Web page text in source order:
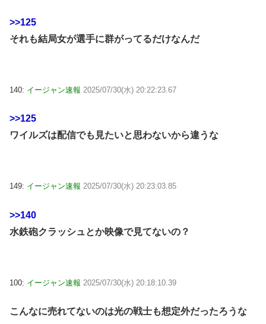
>>125
それも結局女が選手に群がってるだけなんだ
140: イージャン速報 2025/07/30(水) 20:22:23.67
>>125
ワイルズは配信でも見たいと思わないから違うな
149: イージャン速報 2025/07/30(水) 20:23:03.85
>>140
水鉄砲クラッシュとか映像で見てないの？
100: イージャン速報 2025/07/30(水) 20:18:10.39
こんなに売れてないのは光の戦士も想定外だったろうな